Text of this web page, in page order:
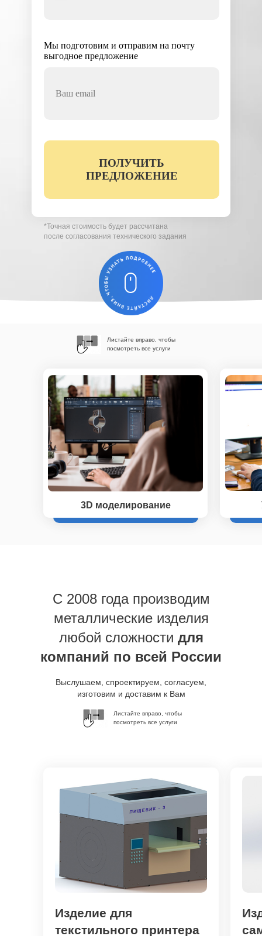
*Точная стоимость будет рассчитана
после согласования технического задания
Вы соглашаетесь с условиями обработки
персональных данных (ознакомиться)
Мы подготовим и отправим на почту
выгодное предложение
ПОЛУЧИТЬ
ПРЕДЛОЖЕНИЕ
3D моделирование
Листайте вправо, чтобы
посмотреть все услуги
C 2008 года производим
металлические изделия
любой сложности для
компаний по всей России
Выслушаем, спроектируем, согласуем,
изготовим и доставим к Вам
Листайте вправо, чтобы
посмотреть все услуги
Изделие для
текстильного принтера